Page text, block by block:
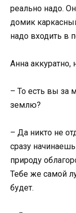
реально надо.
домик
надо входить в
Анна
– То есть вы за
землю?
– Да никто не
сразу
природу
Тебе же самой
будет.